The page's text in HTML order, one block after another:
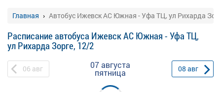
Главная Автобус Ижевск АС Южная - Уфа ТЦ, ул Рихарда
Расписание автобуса Ижевск АС Южная - Уфа ТЦ,
ул Рихарда Зорге, 12/2
06 авг 07 августа
пятница 08 авг